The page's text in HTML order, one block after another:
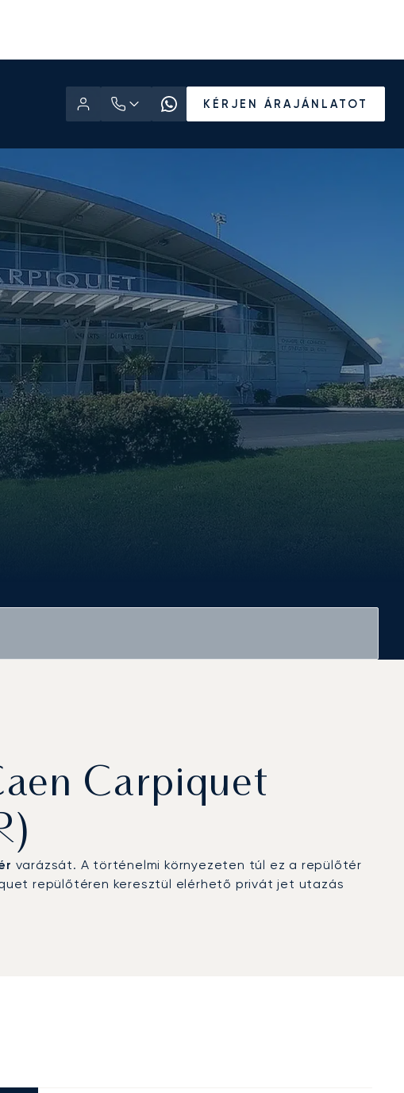
KÉRJEN ÁRAJÁNLATOT
Carpiquet
varázsát. A történelmi környezeten túl ez a repülőtér
repülőtéren keresztül elérhető privát jet utazás